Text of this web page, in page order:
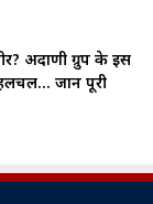
अदाणी ग्रुप के इस
जानें पूरी